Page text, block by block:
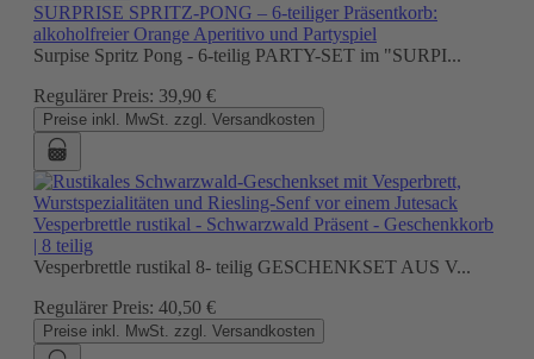
SURPRISE SPRITZ-PONG – 6-teiliger Präsentkorb:
alkoholfreier Orange Aperitivo und Partyspiel
Surpise Spritz Pong - 6-teilig PARTY-SET im "SURPI...
Regulärer Preis: 39,90 €
Preise inkl. MwSt. zzgl. Versandkosten
Vesperbrettle rustikal - Schwarzwald Präsent - Geschenkkorb
| 8 teilig
Vesperbrettle rustikal 8- teilig GESCHENKSET AUS V...
Regulärer Preis: 40,50 €
Preise inkl. MwSt. zzgl. Versandkosten